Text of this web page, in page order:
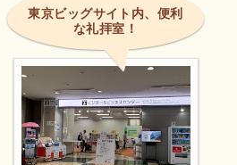
東京ビッグサイト内、便利
な礼拝室！